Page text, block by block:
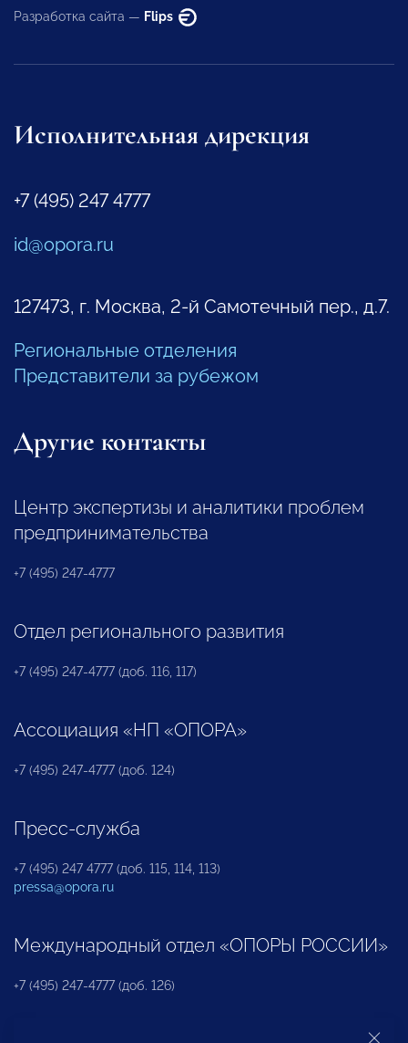
Разработка сайта — Flips
Исполнительная дирекция
+7 (495) 247 4777
id@opora.ru
127473, г. Москва, 2-й Самотечный пер., д.7.
Региональные отделения
Представители за рубежом
Другие контакты
Центр экспертизы и аналитики проблем
предпринимательства
+7 (495) 247-4777
Отдел регионального развития
+7 (495) 247-4777 (доб. 116, 117)
Ассоциация «НП «ОПОРА»
+7 (495) 247-4777 (доб. 124)
Пресс-служба
+7 (495) 247 4777 (доб. 115, 114, 113)
pressa@opora.ru
Международный отдел «ОПОРЫ РОССИИ»
+7 (495) 247-4777 (доб. 126)